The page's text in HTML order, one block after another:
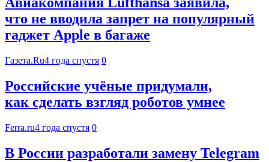
что не вводила запрет на популярный
гаджет Apple в багаже
Газета.Ru4 года спустя 0
Российские учёные придумали,
как сделать взгляд роботов умнее
Ferra.ru4 года спустя 0
В России разработали замену Telegram